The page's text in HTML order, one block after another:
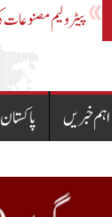
کا پورا عملہ معطل
اہم خبریں پاکستان